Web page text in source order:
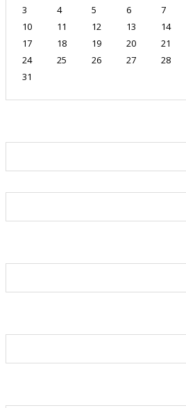
3
4 5 6 7
10
11 12 13 14
17
18 19 20 21
24
25 26 27 28
31